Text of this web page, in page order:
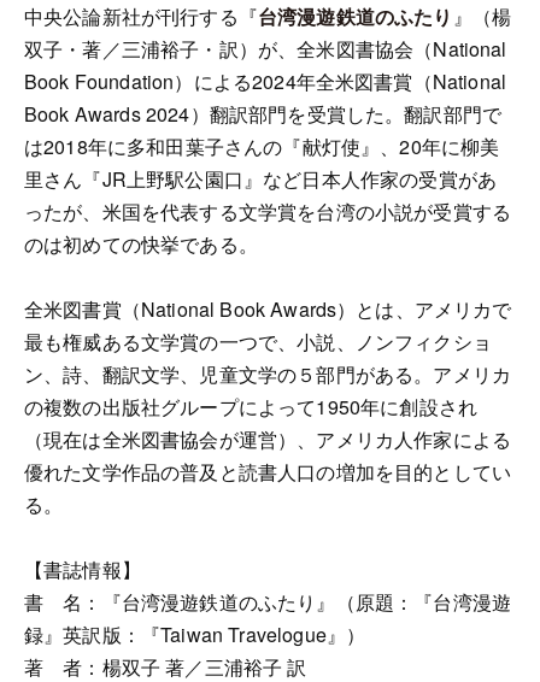
中央公論新社が刊行する『台湾漫遊鉄道のふたり 』（楊
双子・著／三浦裕子・訳）が、全米図書協会（National
Book Foundation）による2024年全米図書賞（National
Book Awards 2024）翻訳部門を受賞した。翻訳部門で
は2018年に多和田葉子さんの『献灯使』、20年に柳美
里さん『JR上野駅公園口』など日本人作家の受賞があ
ったが、米国を代表する文学賞を台湾の小説が受賞する
のは初めての快挙である。
全米図書賞（National Book Awards）とは、アメリカで
最も権威ある文学賞の一つで、小説、ノンフィクショ
ン、詩、翻訳文学、児童文学の５部門がある。アメリカ
の複数の出版社グループによって1950年に創設され
（現在は全米図書協会が運営）、アメリカ人作家による
優れた文学作品の普及と読書人口の増加を目的としてい
る。
【書誌情報】
書 名：『台湾漫遊鉄道のふたり』（原題：『台湾漫遊
録』英訳版：『Taiwan Travelogue』）
著 者：楊双子 著／三浦裕子 訳